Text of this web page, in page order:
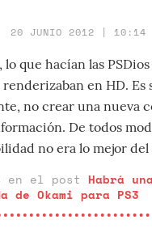
20 JUNIO 2012 | 10:14
lo que hacían las
en HD. Es
no crear una nueva
De todos
no era lo mejor del
en el post Habrá
de Okami para PS3